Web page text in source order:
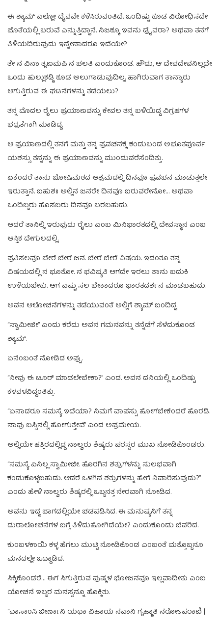
ಈ ಶ್ಯಾಮ್‌ ಎಲ್ಲೋ ದೈವವೇ ಕಳಿಸಿರುವಂತಿದೆ. ಒಂದಿಷ್ಟು ಕೂಡ ವಿರೋಧಿಸದೇ
ಜೊತೆಯಲ್ಲಿ ಬರುವೆ ಎನ್ನುತ್ತಿದ್ದಾನೆ. ನಿಜಕ್ಕೂ ಇವನು ಡ್ರೈವರಾ? ಅಥವಾ ತನಗೆ
ತಿಳಿಯದಿರುವುದು ಇನ್ನೇನಾದರೂ ಇದೆಯೇ?
ತೇ ನ ವಿನಾ ತೃಣಮಪಿ ನ ಚಲತಿ ಎಂದುಕೊಂಡ. ಹೌದು, ಆ ದೇವದೇವನಿಲ್ಲದೇ
ಒಂದು ಹುಲ್ಲುಕಡ್ಡಿ ಕೂಡ ಅಲುಗಾಡುವುದಿಲ್ಲ. ಹಾಗಿರುವಾಗ ತಾನ್ಯಾರು
ಆಗುತ್ತಿರುವ ಈ ಘಟನೆಗಳನ್ನು ತಡೆಯಲು?
ತನ್ನ ಮೊದಲ ರೈಲು ಪ್ರಯಾಣವನ್ನು ಕೇವಲ ತನ್ನ ಬಳಿಯಿದ್ದ ವಿಗ್ರಹಗಳ
ಭದ್ರತೆಗಾಗಿ ಮಾಡಿದ್ದ.
ಆ ಪ್ರಯಾಣದಲ್ಲಿ ತನಗೆ ಮತ್ತು ತನ್ನ ಪ್ರವಚನಕ್ಕೆ ಕಂಡುಬಂದ ಅಭೂತಪೂರ್ವ
ಯಶಸ್ಸು ತನ್ನನ್ನು ಈ ಪ್ರಯಾಣವನ್ನು ಮುಂದುವರೆಸೆಂದಿತ್ತು.
ಏಕೆಂದರೆ ತಾನು ಜೋಷಿಮಠದ ಆಶ್ರಮದಲ್ಲಿ ದಿನವೂ ಪ್ರವಚನ ಮಾಡುತ್ತಲೇ
ಇರುತ್ತಾನೆ. ಬಹುಶಃ ಅಲ್ಲಿನ ಜನರೇ ದಿನವೂ ಬರುವರೇನೋ… ಅಥವಾ
ಒಂದಿಬ್ಬರು ಹೊಸಬರು ದಿನವೂ ಬರಬಹುದು.
ಆದರೆ ತಾನಿಲ್ಲಿ ಇರುವುದು ರೈಲು ಎಂಬ ಮಿನಿಭಾರತದಲ್ಲಿ. ದೇವಸ್ಥಾನ ಎಂಬ
ಆಸ್ತಿಕ ದೇಗುಲದಲ್ಲಿ.
ಪ್ರತಿಸಲವೂ ಬೇರೆ ಬೇರೆ ಜನ. ಬೇರೆ ಬೇರೆ ವಿಷಯ. ಇದಂತೂ ತನ್ನ
ವಿಷಯದಲ್ಲಿ ನ ಭೂತೋ. ನ ಭವಿಷ್ಯತಿ ಆಗದೇ ಇರಲು ತಾನು ಬದುಕಿ
ಉಳಿಯಬೇಕು. ಆಗ ಎಷ್ಟು ಸಲ ಬೇಕಾದರೂ ಭಾರತದರ್ಶನ ಮಾಡಬಹುದು.
ಅವನ ಆಲೋಚನೆಗಳನ್ನು ತಡೆಯುವಂತೆ ಅಲ್ಲಿಗೆ ಶ್ಯಾಮ್‌ ಬಂದಿದ್ದ.
“ಸ್ವಾಮೀಜೀ” ಎಂದು ಕರೆದು ಅವನ ಗಮನವನ್ನು ತನ್ನೆಡೆಗೆ ಸೆಳೆದುಕೊಂಡ
ಶ್ಯಾಮ್.‌
ಏನೆಂಬಂತೆ ನೋಡಿದ ಅಪ್ಪು.
“ನೀವು ಈ ಟೂರ್‌ ಮಾಡಲೇಬೇಕಾ?” ಎಂದ. ಅವನ ದನಿಯಲ್ಲಿ ಒಂದಿಷ್ಟು
ಕಳವಳವಿದ್ದಂತಿತ್ತು.
“ಏನಾದರೂ ಸಮಸ್ಯೆ ಇದೆಯಾ? ನಿಮಗೆ ವಾಪಸ್ಸು ಹೋಗಬೇಕೆಂದರೆ ಹೊರಡಿ.
ನಾವು ಬಸ್ಸಿನಲ್ಲಿ ಹೋಗುತ್ತೇವೆ” ಎಂದ ಅಪ್ರಮೇಯ.
ಅಲ್ಲಿಯೇ ಹತ್ತಿರದಲ್ಲಿದ್ದ ನಾಲ್ವರು ಶಿಷ್ಯರು ಪರಸ್ಪರ ಮುಖ ನೋಡಿಕೊಂಡರು.
“ಸಮಸ್ಯೆ ಏನಿಲ್ಲ ಸ್ವಾಮೀಜೀ. ಹೊರಗಿನ ಶತ್ರುಗಳನ್ನು ಸುಲಭವಾಗಿ
ಕಂಡುಕೊಳ್ಳಬಹುದು. ಆದರೆ ಒಳಗಿನ ಶತ್ರುಗಳನ್ನು ಹೇಗೆ ನಿವಾರಿಸುವುದು?”
ಎಂದು ಹೇಳಿ ನಾಲ್ವರು ಶಿಷ್ಯರಲ್ಲಿ ಒಬ್ಬನತ್ತ ನೇರವಾಗಿ ನೋಡಿದ.
ಅವನು ಇದ್ದ ಜಾಗದಲ್ಲಿಯೇ ಚಡಪಡಿಸಿದ. ಈ ಮನುಷ್ಯನಿಗೆ ತನ್ನ
ದುರಾಲೋಚನೆಗಳ ಬಗ್ಗೆ ತಿಳಿದುಹೋಗಿದೆಯೇ? ಎಂದುಕೊಂಡು ಬೆವರಿದ.
ಕುಂಬಳಕಾಯಿ ಕಳ್ಳ ಹೆಗಲು ಮುಟ್ಟಿ ನೋಡಿಕೊಂಡ ಎಂಬಂತೆ ಮತ್ತೊಬ್ಬನೂ
ಮನದಲ್ಲೇ ಒದ್ದಾಡಿದ.
ಸಿಕ್ಕಿಕೊಂಡರೆ… ಈಗ ಸಿಗುತ್ತಿರುವ ಪುಷ್ಕಳ ಭೋಜನವೂ ಇಲ್ಲವಾದೀತು ಎಂಬ
ಯೋಚನೆ ಇಬ್ಬರ ಮನಸ್ಸನ್ನೂ ಹೊಕ್ಕಿತು.
“ವಾಸಾಂಸಿ ಜೀರ್ಣಾನಿ ಯಥಾ ವಿಹಾಯ ನವಾನಿ ಗೃಹ್ಣಾತಿ ನರೋಽಪರಾಣಿ |